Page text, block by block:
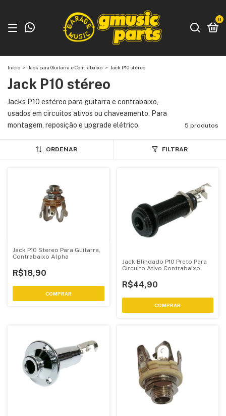
0
Início > Jack para Guitarra e Contrabaixo > Jack P10 stéreo
Jack P10 stéreo
Jacks P10 estéreo para guitarra e contrabaixo,
usados em circuitos ativos ou chaveamento. Para
montagem, reposição e upgrade elétrico.
5 produtos
ORDENAR FILTRAR
Jack P10 Stereo Para Guitarra,
Contrabaixo Alpha
R$18,90
Jack Blindado P10 Preto Para
Circuito Ativo Contrabaixo
R$44,90